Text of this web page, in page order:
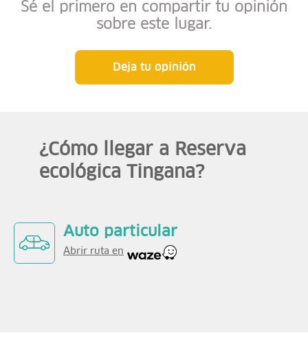
Sé el primero en compartir tu opinión
sobre este lugar.
Deja tu opinión
¿Cómo llegar a Reserva
ecológica Tingana?
Auto particular
Abrir ruta en